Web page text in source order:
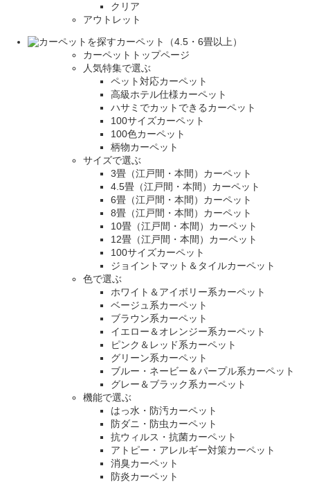
クリア
アウトレット
カーペット（4.5・6畳以上）
カーペットトップページ
人気特集で選ぶ
ペット対応カーペット
高級ホテル仕様カーペット
ハサミでカットできるカーペット
100サイズカーペット
100色カーペット
柄物カーペット
サイズで選ぶ
3畳（江戸間・本間）カーペット
4.5畳（江戸間・本間）カーペット
6畳（江戸間・本間）カーペット
8畳（江戸間・本間）カーペット
10畳（江戸間・本間）カーペット
12畳（江戸間・本間）カーペット
100サイズカーペット
ジョイントマット＆タイルカーペット
色で選ぶ
ホワイト＆アイボリー系カーペット
ベージュ系カーペット
ブラウン系カーペット
イエロー＆オレンジー系カーペット
ピンク＆レッド系カーペット
グリーン系カーペット
ブルー・ネービー＆パープル系カーペット
グレー＆ブラック系カーペット
機能で選ぶ
はっ水・防汚カーペット
防ダニ・防虫カーペット
抗ウィルス・抗菌カーペット
アトピー・アレルギー対策カーペット
消臭カーペット
防炎カーペット